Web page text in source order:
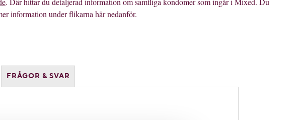
information under flikarna här nedanför.
FRÅGOR & SVAR